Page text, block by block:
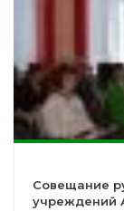
Совещание
учреждений